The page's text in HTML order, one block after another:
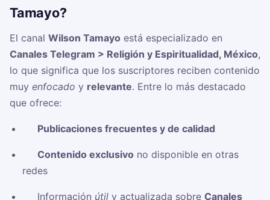
Tamayo?
El canal Wilson Tamayo está especializado en
Canales Telegram > Religión y Espiritualidad, México,
lo que significa que los suscriptores reciben contenido
muy enfocado y relevante. Entre lo más destacado
que ofrece:
Publicaciones frecuentes y de calidad
Contenido exclusivo no disponible en otras
redes
✅ Información útily actualizada sobre Canales